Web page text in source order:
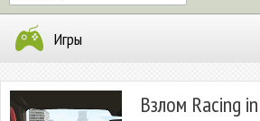
Игры
Взлом Racing